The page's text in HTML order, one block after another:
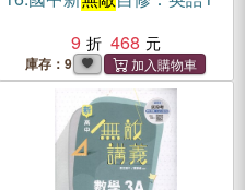
9
468
庫存：9